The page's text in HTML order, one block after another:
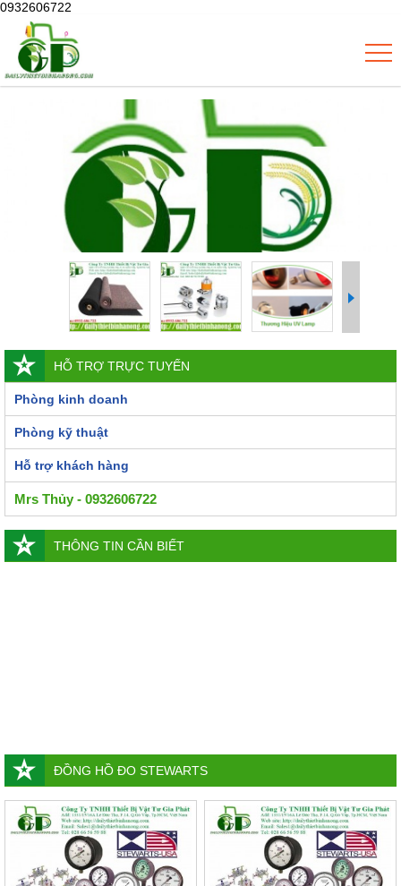
0932606722
HỖ TRỢ TRỰC TUYẾN
Phòng kinh doanh
Phòng kỹ thuật
Hỗ trợ khách hàng
Mrs Thủy - 0932606722
THÔNG TIN CẦN BIẾT
ĐỒNG HỒ ĐO STEWARTS